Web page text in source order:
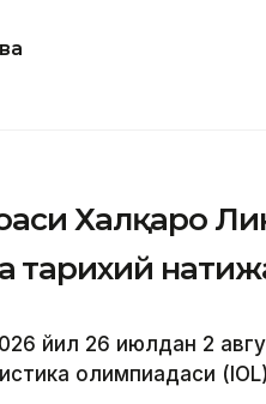
Халқаро
тарихий
йил 26 июлдан 2
олимпиадаси